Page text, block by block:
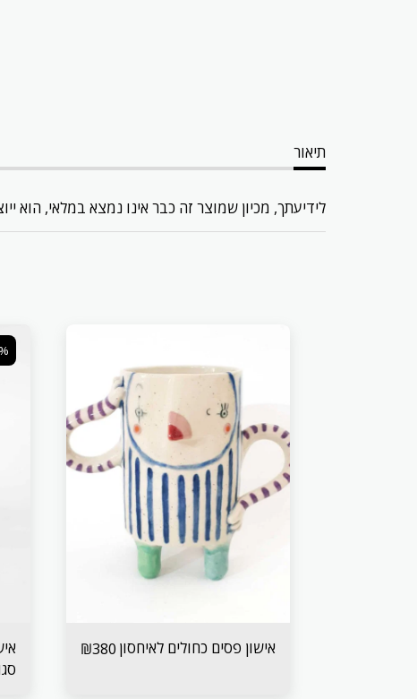
תיאור
לידיעתך, מכיון שמוצר זה כבר אינו נמצא במלאי, הוא
אישון פסים כחולים לאיחסון ₪380